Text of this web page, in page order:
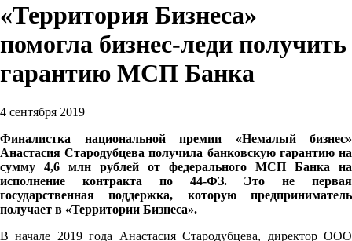
«Территория Бизнеса»
помогла бизнес-леди получить
гарантию МСП Банка
4 сентября 2019
Финалистка национальной премии «Немалый бизнес»
Анастасия Стародубцева получила банковскую гарантию на
сумму 4,6 млн рублей от федерального МСП Банка на
исполнение контракта по 44-ФЗ. Это не первая
государственная поддержка, которую предприниматель
получает в «Территории Бизнеса».
В начале 2019 года Анастасия Стародубцева, директор ООО